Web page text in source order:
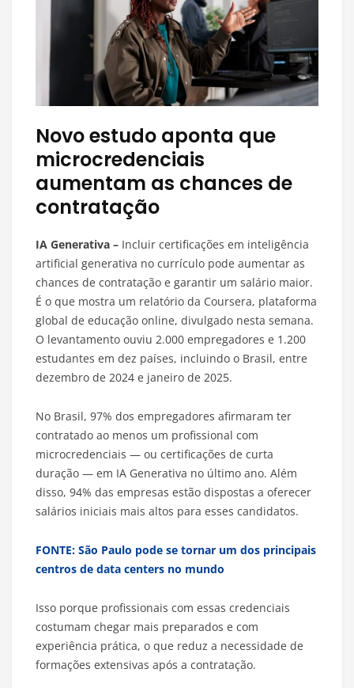
Novo estudo aponta que
microcredenciais
aumentam as chances de
contratação
IA Generativa – Incluir certificações em inteligência
artificial generativa no currículo pode aumentar as
chances de contratação e garantir um salário maior.
É o que mostra um relatório da Coursera, plataforma
global de educação online, divulgado nesta semana.
O levantamento ouviu 2.000 empregadores e 1.200
estudantes em dez países, incluindo o Brasil, entre
dezembro de 2024 e janeiro de 2025.
No Brasil, 97% dos empregadores afirmaram ter
contratado ao menos um profissional com
microcredenciais — ou certificações de curta
duração — em IA Generativa no último ano. Além
disso, 94% das empresas estão dispostas a oferecer
salários iniciais mais altos para esses candidatos.
FONTE: São Paulo pode se tornar um dos principais
centros de data centers no mundo
Isso porque profissionais com essas credenciais
costumam chegar mais preparados e com
experiência prática, o que reduz a necessidade de
formações extensivas após a contratação.